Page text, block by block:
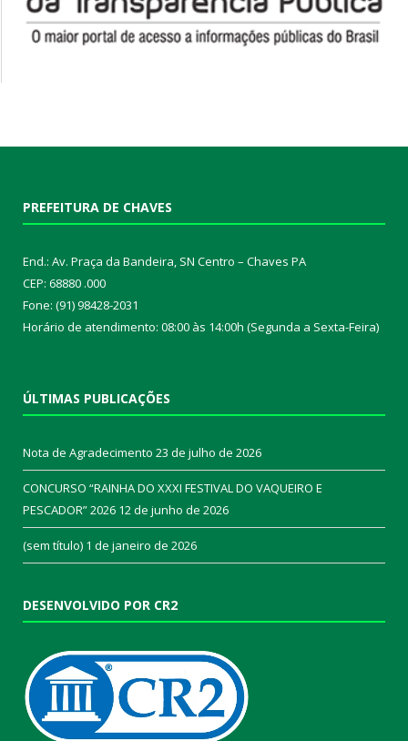
PREFEITURA DE CHAVES
End.: Av. Praça da Bandeira, SN Centro – Chaves PA
CEP: 68880 .000
Fone: (91) 98428-2031
Horário de atendimento: 08:00 às 14:00h (Segunda a Sexta-Feira)
ÚLTIMAS PUBLICAÇÕES
Nota de Agradecimento 23 de julho de 2026
CONCURSO “RAINHA DO XXXI FESTIVAL DO VAQUEIRO E
PESCADOR” 2026 12 de junho de 2026
(sem título) 1 de janeiro de 2026
DESENVOLVIDO POR CR2